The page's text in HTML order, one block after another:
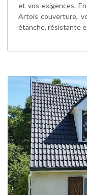
et vos exigences.
Artois couverture,
étanche, résistante